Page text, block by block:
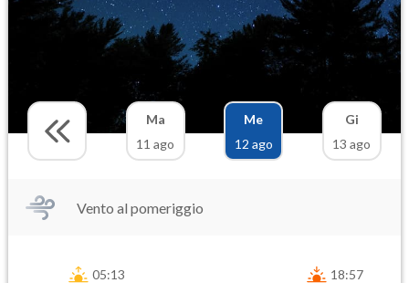
Ma
11 ago
Me
12 ago
Gi
13 ago
Vento al pomeriggio
05:13 18:57